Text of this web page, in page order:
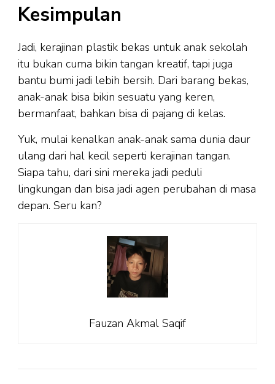
Kesimpulan
Jadi, kerajinan plastik bekas untuk anak sekolah
itu bukan cuma bikin tangan kreatif, tapi juga
bantu bumi jadi lebih bersih. Dari barang bekas,
anak-anak bisa bikin sesuatu yang keren,
bermanfaat, bahkan bisa di pajang di kelas.
Yuk, mulai kenalkan anak-anak sama dunia daur
ulang dari hal kecil seperti kerajinan tangan.
Siapa tahu, dari sini mereka jadi peduli
lingkungan dan bisa jadi agen perubahan di masa
depan. Seru kan?
Fauzan Akmal Saqif